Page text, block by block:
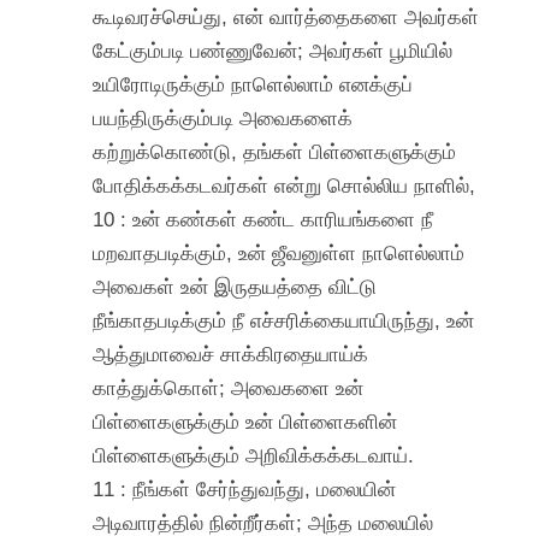
கூடிவரச்செய்து, என் வார்த்தைகளை அவர்கள்
கேட்கும்படி பண்ணுவேன்; அவர்கள் பூமியில்
உயிரோடிருக்கும் நாளெல்லாம் எனக்குப்
பயந்திருக்கும்படி அவைகளைக்
கற்றுக்கொண்டு, தங்கள் பிள்ளைகளுக்கும்
போதிக்கக்கடவர்கள் என்று சொல்லிய நாளில்,
10 : உன் கண்கள் கண்ட காரியங்களை நீ
மறவாதபடிக்கும், உன் ஜீவனுள்ள நாளெல்லாம்
அவைகள் உன் இருதயத்தை விட்டு
நீங்காதபடிக்கும் நீ எச்சரிக்கையாயிருந்து, உன்
ஆத்துமாவைச் சாக்கிரதையாய்க்
காத்துக்கொள்; அவைகளை உன்
பிள்ளைகளுக்கும் உன் பிள்ளைகளின்
பிள்ளைகளுக்கும் அறிவிக்கக்கடவாய்.
11 : நீங்கள் சேர்ந்துவந்து, மலையின்
அடிவாரத்தில் நின்றீர்கள்; அந்த மலையில்